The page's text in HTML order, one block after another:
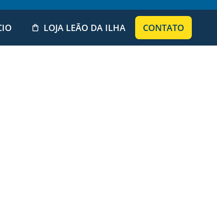
LOJA LEÃO DA ILHA CONTATO